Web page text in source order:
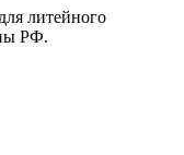
литейного
РФ.